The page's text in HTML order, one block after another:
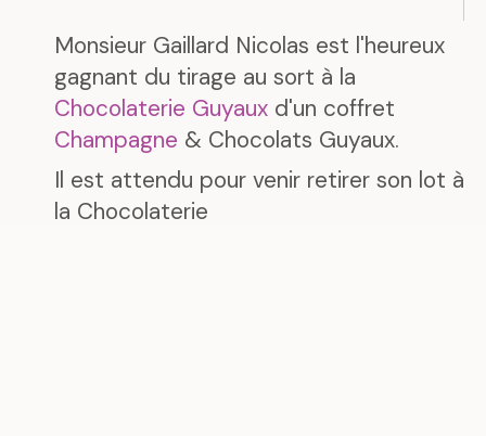
Monsieur Gaillard Nicolas est l'heureux
gagnant du tirage au sort à la
Chocolaterie Guyaux d'un coffret
Champagne & Chocolats Guyaux.
Il est attendu pour venir retirer son lot à
la Chocolaterie